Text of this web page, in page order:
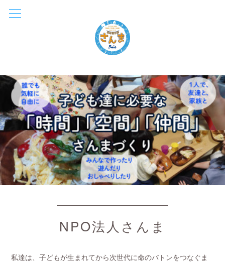
NPO法人さんま
私達は、子どもが生まれてから次世代に命のバトンをつなぐま